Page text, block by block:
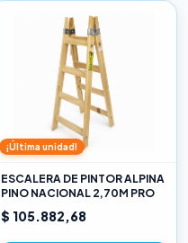
¡Última unidad!
ESCALERA DE PINTOR ALPINA
PINO NACIONAL 2,70M PRO
$ 105.882,68